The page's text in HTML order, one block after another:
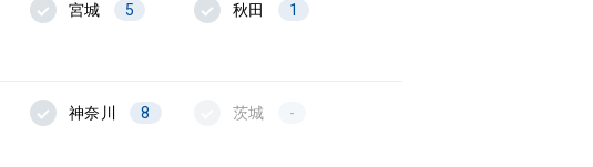
宮城 5 秋田 1
神奈川 8 茨城 -